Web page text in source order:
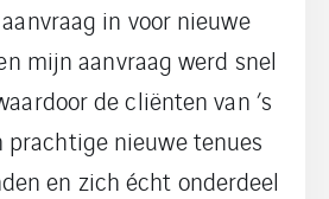
in voor nieuwe
mijn aanvraag werd snel
de cliënten van ’s
prachtige nieuwe tenues
en zich écht onderdeel